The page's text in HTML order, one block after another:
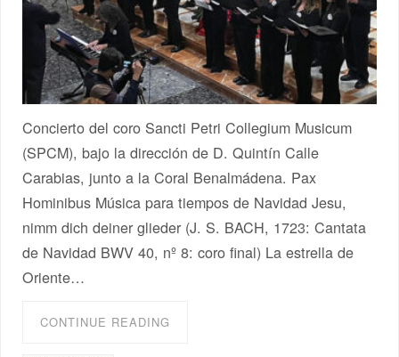
Concierto del coro Sancti Petri Collegium Musicum
(SPCM), bajo la dirección de D. Quintín Calle
Carabias, junto a la Coral Benalmádena. Pax
Hominibus Música para tiempos de Navidad Jesu,
nimm dich deiner glieder (J. S. BACH, 1723: Cantata
de Navidad BWV 40, nº 8: coro final) La estrella de
Oriente…
CONTINUE READING